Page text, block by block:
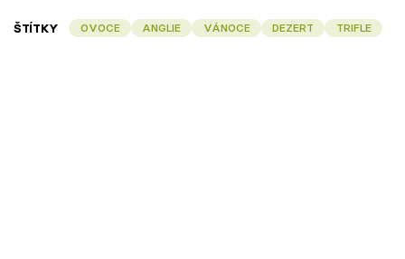
ŠTÍTKY OVOCE ANGLIE VÁNOCE DEZERT TRIFLE